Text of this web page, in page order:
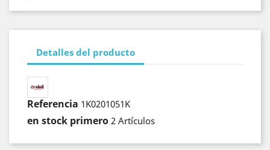
Detalles del producto
Referencia 1K0201051K
en stock primero 2 Artículos